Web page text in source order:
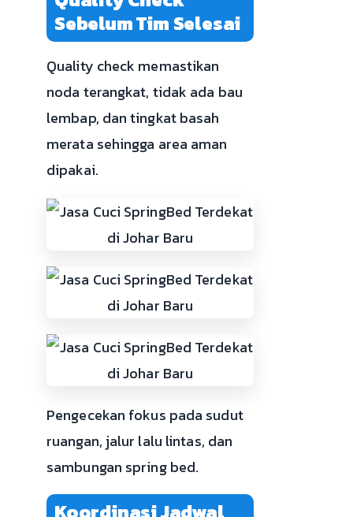
Sebelum Tim Selesai
Quality check memastikan
noda terangkat, tidak ada bau
lembap, dan tingkat basah
merata sehingga area aman
dipakai.
Pengecekan fokus pada sudut
ruangan, jalur lalu lintas, dan
sambungan spring bed.